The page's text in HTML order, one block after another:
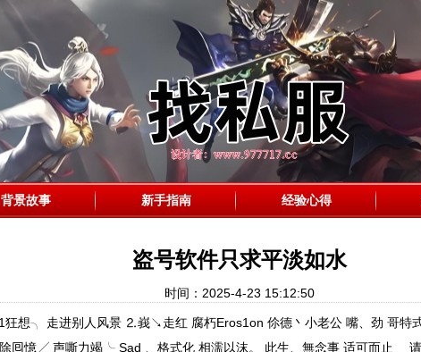
背景故事 新手指南 经验心得
盗号软件只求平淡如水
时间：2025-4-23 15:12:50
想╮ 走进别人风景 ⒉峩↘走红 腐朽Eros1on 伱德丶小老公 嘴、劲 哥特
囘憶╱ 声嘶力竭╰ Sad 、格式化 相濡以沫。 此生、無念事 适可而止 请